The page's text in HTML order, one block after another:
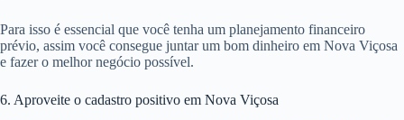
Para isso é essencial que você tenha um planejamento financeiro
prévio, assim você consegue juntar um bom dinheiro em Nova Viçosa
e fazer o melhor negócio possível.
6. Aproveite o cadastro positivo em Nova Viçosa